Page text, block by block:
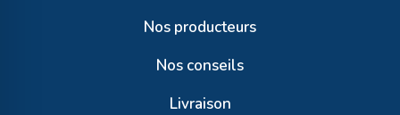
Nos producteurs
Nos conseils
Livraison